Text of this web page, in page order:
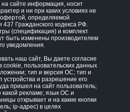
на сайте информация, носит
и ни при каких условиях не
определяемой
Гражданского кодекса РФ.
(спецификация) и комплект
быть изменены производителем
уведомления.
наш сайт, Вы даете согласие
cookie, пользовательских данных
тип и версия ОС; тип и
устройства и разрешение его
пришел на сайт пользователь;
какой рекламе; язык ОС и
открывает и на какие кнопки
ip-адрес) в целях